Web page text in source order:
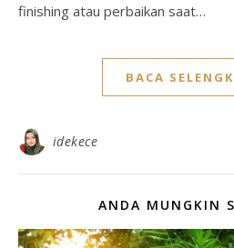
finishing atau perbaikan saat…
BACA
idekece
ANDA MUNGKIN